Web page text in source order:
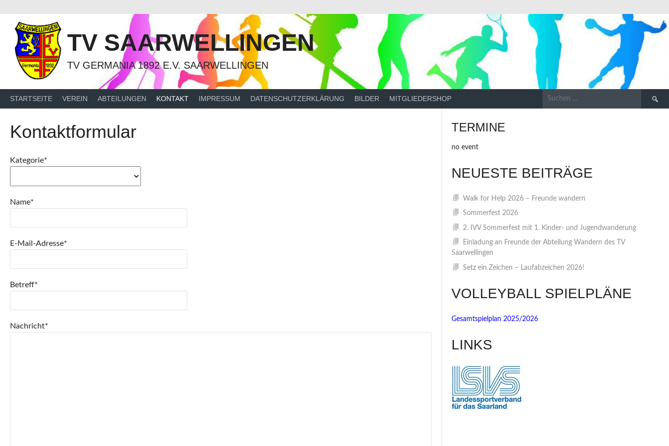
Inhalt
TV SAARWELLINGEN
TV GERMANIA 1892 E.V. SAARWELLINGEN
STARTSEITE VEREIN ABTEILUNGEN KONTAKT IMPRESSUM DATENSCHUTZERKLÄRUNG BILDER MITGLIEDERSHOP
Suchen
Kontaktformular
Kategorie*
Name*
E-Mail-Adresse*
Betreff*
Nachricht*
TERMINE
no event
NEUESTE BEITRÄGE
Walk for Help 2026 – Freunde wandern
Sommerfest 2026
2. IVV Sommerfest mit 1. Kinder- und Jugendwanderung
Einladung an Freunde der Abteilung Wandern des TV
Saarwellingen
Setz ein Zeichen – Laufabzeichen 2026!
VOLLEYBALL SPIELPLÄNE
Gesamtspielplan 2025/2026
LINKS